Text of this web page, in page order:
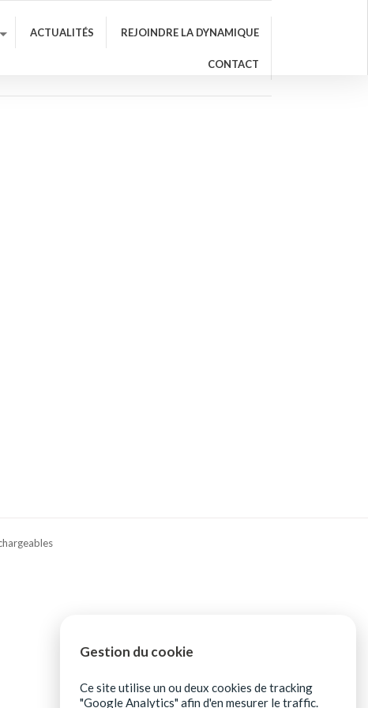
ACTUALITÉS REJOINDRE LA DYNAMIQUE
CONTACT
Gestion du cookie
Ce site utilise un ou deux cookies de tracking
"Google Analytics" afin d'en mesurer le traffic.